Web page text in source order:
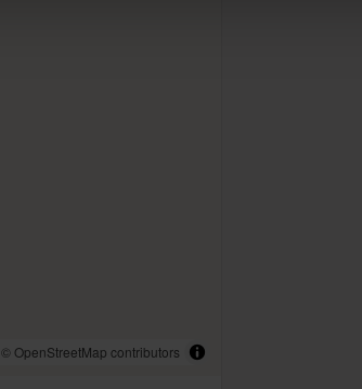
© OpenStreetMap contributors